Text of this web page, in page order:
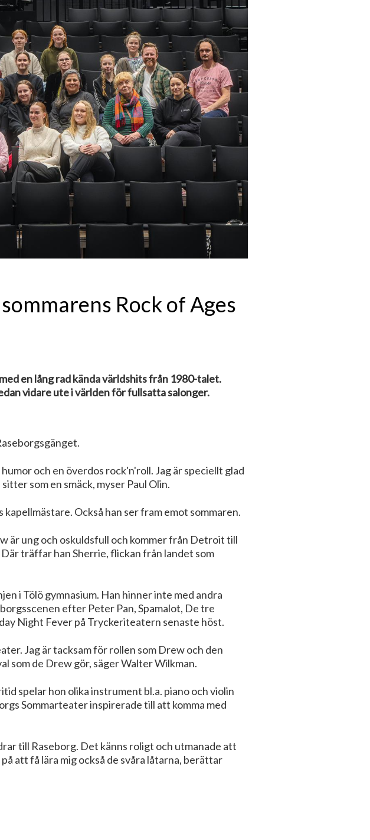
Rock of Ages
en lång rad kända världshits från 1980-talet.
vidare ute i världen för fullsatta salonger.
och en överdos rock'n'roll. Jag är speciellt glad
som en smäck, myser Paul Olin.
Också han ser fram emot sommaren.
är ung och oskuldsfull och kommer från Detroit till
träffar han Sherrie, flickan från landet som
i Tölö gymnasium. Han hinner inte med andra
efter Peter Pan, Spamalot, De tre
Night Fever på Tryckeriteatern senaste höst.
Jag är tacksam för rollen som Drew och den
som de Drew gör, säger Walter Wilkman.
spelar hon olika instrument bl.a. piano och violin
Sommarteater inspirerade till att komma med
till Raseborg. Det känns roligt och utmanade att
att få lära mig också de svåra låtarna, berättar